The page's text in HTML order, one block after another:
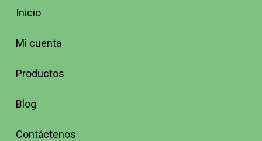
Inicio
Mi cuenta
Productos
Blog
Contáctenos